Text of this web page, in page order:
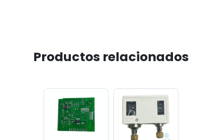
Productos relacionados